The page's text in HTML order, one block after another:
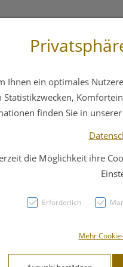
Hautpflege
Ihnen ein optimales
finden Sie in
die Möglichkeit ihre
Erforderlich
Mehr